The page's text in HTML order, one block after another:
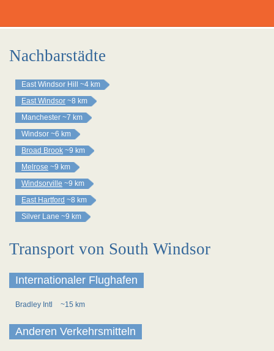
Nachbarstädte
East Windsor Hill
~4 km
East Windsor ~8 km
Manchester ~7 km
Windsor ~6 km
Broad Brook ~9 km
Melrose ~9 km
Windsorville ~9 km
East Hartford ~8 km
Silver Lane ~9 km
Transport von South Windsor
Internationaler Flughafen
Bradley Intl ~15 km
Anderen Verkehrsmitteln